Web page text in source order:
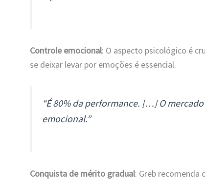
Controle emocional: O aspecto psicológico é
se deixar levar por emoções é essencial.
“É 80% da performance. […] O
emocional.”
Conquista de mérito gradual: Greb recomenda